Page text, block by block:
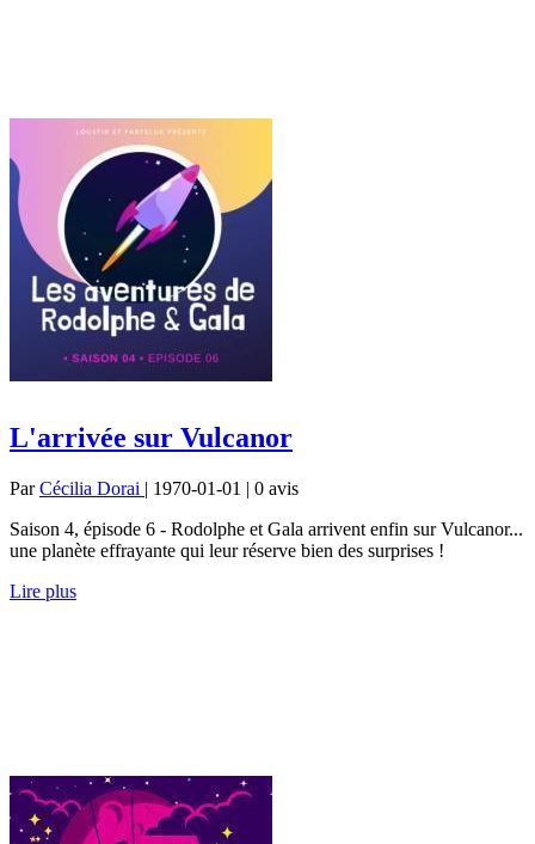
L'arrivée sur Vulcanor
ParCécilia Dorai | 1970-01-01 | 0 avis
Saison 4, épisode 6 - Rodolphe et Gala arrivent enfin sur Vulcanor...
une planète effrayante qui leur réserve bien des surprises !
Lire plus